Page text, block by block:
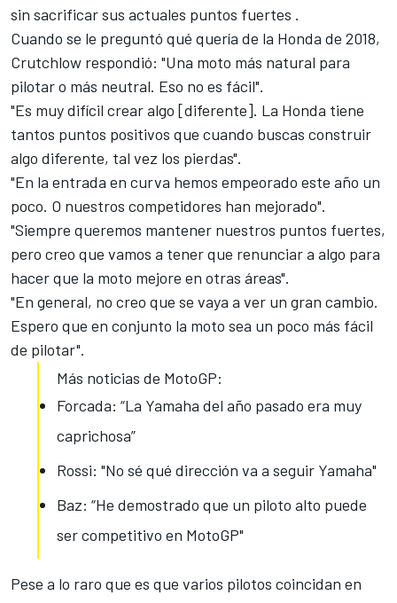
sin sacrificar sus actuales puntos fuertes .
Cuando se le preguntó qué quería de la Honda de 2018,
Crutchlow respondió: "Una moto más natural para
pilotar o más neutral. Eso no es fácil".
"Es muy difícil crear algo [diferente]. La Honda tiene
tantos puntos positivos que cuando buscas construir
algo diferente, tal vez los pierdas".
"En la entrada en curva hemos empeorado este año un
poco. O nuestros competidores han mejorado".
"Siempre queremos mantener nuestros puntos fuertes,
pero creo que vamos a tener que renunciar a algo para
hacer que la moto mejore en otras áreas".
"En general, no creo que se vaya a ver un gran cambio.
Espero que en conjunto la moto sea un poco más fácil
de pilotar".
Más noticias de MotoGP:
Forcada: “La Yamaha del año pasado era muy
caprichosa”
Rossi: "No sé qué dirección va a seguir Yamaha"
Baz: “He demostrado que un piloto alto puede
ser competitivo en MotoGP"
Pese a lo raro que es que varios pilotos coincidan en